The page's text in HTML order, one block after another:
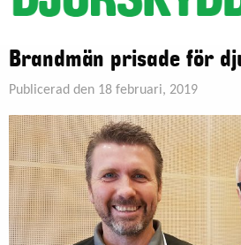
Brandmän prisade för
Publicerad den 18 februari, 2019